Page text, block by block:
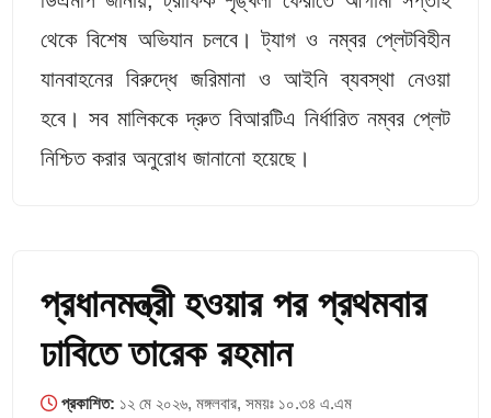
থেকে বিশেষ অভিযান চলবে। ট্যাগ ও নম্বর প্লেটবিহীন
যানবাহনের বিরুদ্ধে জরিমানা ও আইনি ব্যবস্থা নেওয়া
হবে। সব মালিককে দ্রুত বিআরটিএ নির্ধারিত নম্বর প্লেট
নিশ্চিত করার অনুরোধ জানানো হয়েছে।
প্রধানমন্ত্রী হওয়ার পর প্রথমবার
ঢাবিতে তারেক রহমান
প্রকাশিত: ১২ মে ২০২৬, মঙ্গলবার, সময়ঃ ১০.৩৪ এ.এম